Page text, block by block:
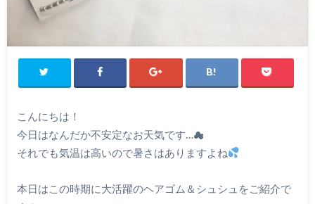
こんにちは！
今日はなんだか不安定なお天気です…☁
それでも気温は高いので暑さはありますよね
本日はこの時期に大活躍のヘアゴム＆シュシュをご紹介で